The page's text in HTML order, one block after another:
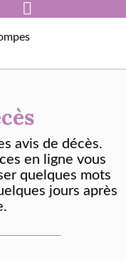
avis de décès.
en ligne vous
quelques mots
jours après